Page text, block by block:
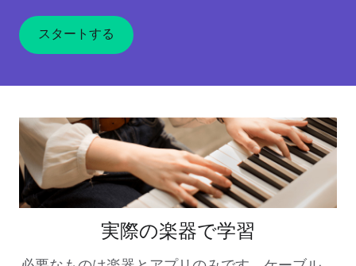
スタートする
実際の楽器で学習